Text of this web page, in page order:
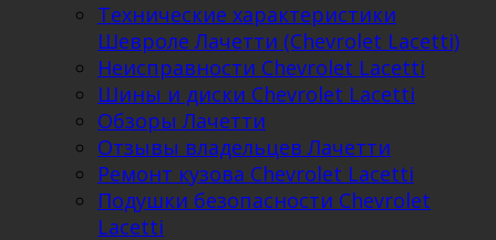
Технические характеристики
Шевроле Лачетти (Chevrolet Lacetti)
Неисправности Chevrolet Lacetti
Шины и диски Chevrolet Lacetti
Обзоры Лачетти
Отзывы владельцев Лачетти
Ремонт кузова Chevrolet Lacetti
Подушки безопасности Chevrolet
Lacetti